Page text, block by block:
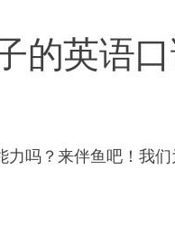
的英语
吗？来伴鱼吧！我